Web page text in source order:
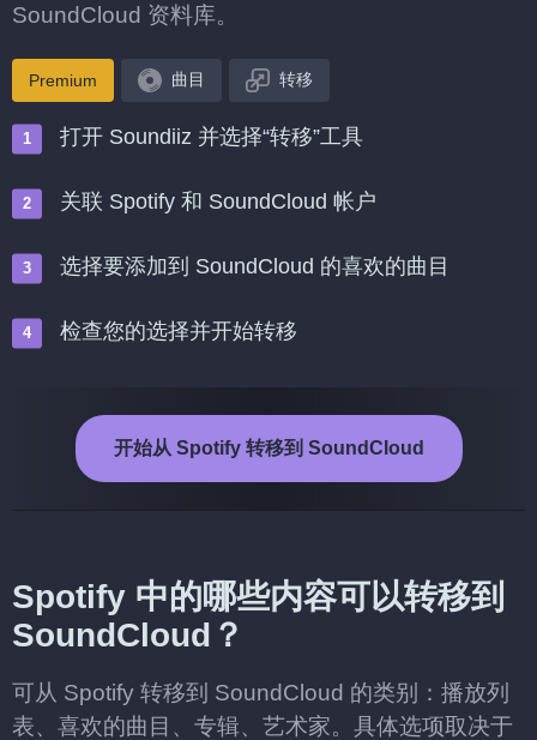
SoundCloud 资料库。
Premium 曲目 转移
打开 Soundiiz 并选择“转移”工具
关联 Spotify 和 SoundCloud 帐户
选择要添加到 SoundCloud 的喜欢的曲目
检查您的选择并开始转移
开始从 Spotify 转移到 SoundCloud
Spotify 中的哪些内容可以转移到
SoundCloud？
可从 Spotify 转移到 SoundCloud 的类别：播放列
表、喜欢的曲目、专辑、艺术家。具体选项取决于